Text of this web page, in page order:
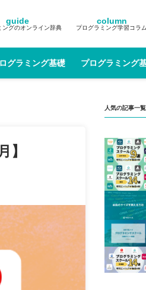
guide
ングのオンライン辞典
column
プログラミング学習コラム
グラミング基礎 プログラミング
】
人気の記事一覧